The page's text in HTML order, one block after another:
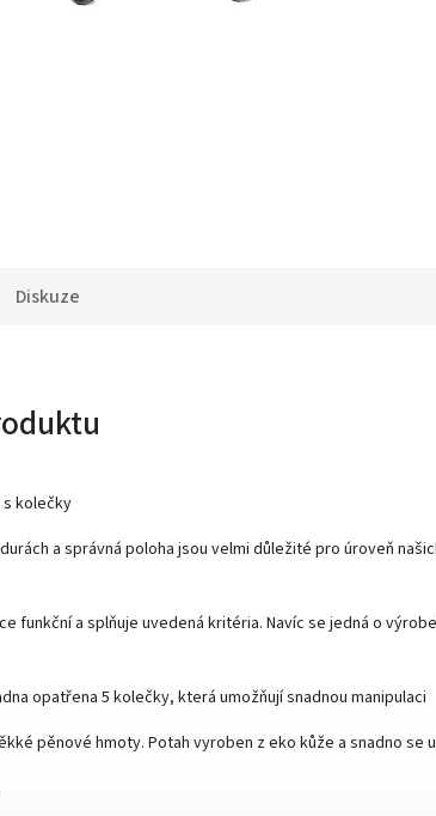
Diskuze
kolečky
a správná poloha jsou velmi důležité pro úroveň
funkční a splňuje uvedená kritéria. Navíc se jedná o
opatřena 5 kolečky, která umožňují snadnou manipulaci
pěnové hmoty. Potah vyroben z eko kůže a snadno se